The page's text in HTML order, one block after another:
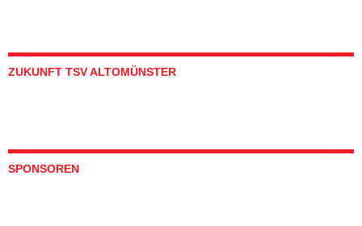
ZUKUNFT TSV ALTOMÜNSTER
SPONSOREN